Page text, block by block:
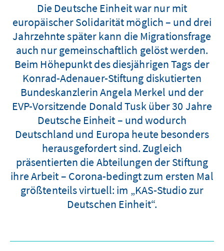
Die Deutsche Einheit war nur mit
europäischer Solidarität möglich – und drei
Jahrzehnte später kann die Migrationsfrage
auch nur gemeinschaftlich gelöst werden.
Beim Höhepunkt des diesjährigen Tags der
Konrad-Adenauer-Stiftung diskutierten
Bundeskanzlerin Angela Merkel und der
EVP-Vorsitzende Donald Tusk über 30 Jahre
Deutsche Einheit – und wodurch
Deutschland und Europa heute besonders
herausgefordert sind. Zugleich
präsentierten die Abteilungen der Stiftung
ihre Arbeit – Corona-bedingt zum ersten Mal
größtenteils virtuell: im „KAS-Studio zur
Deutschen Einheit“.